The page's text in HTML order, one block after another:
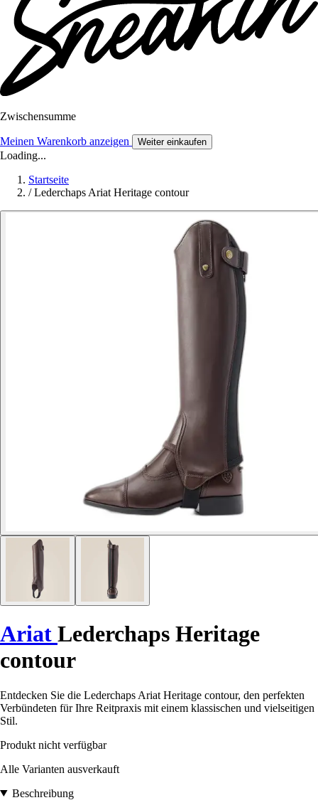
Zwischensumme
Meinen Warenkorb anzeigen Weiter einkaufen
Loading...
Startseite
/ Lederchaps Ariat Heritage contour
Ariat Lederchaps Heritage
contour
Entdecken Sie die Lederchaps Ariat Heritage contour, den perfekten
Verbündeten für Ihre Reitpraxis mit einem klassischen und vielseitigen
Stil.
Produkt nicht verfügbar
Alle Varianten ausverkauft
Beschreibung